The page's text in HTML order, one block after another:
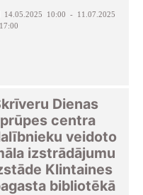
14.05.2025 10:00 - 11.07.2025
Dienas
centra
veidoto
izstrādājumu
Klintaines
bibliotēkā